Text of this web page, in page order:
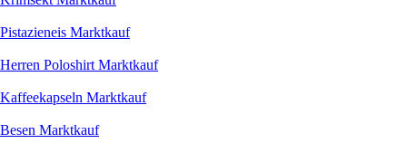
Pistazieneis Marktkauf
Herren Poloshirt Marktkauf
Kaffeekapseln Marktkauf
Besen Marktkauf